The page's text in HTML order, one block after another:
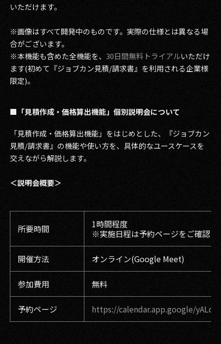
いただけます。
※画像はすべて開発中のものです。実際の仕様とは異なる場
合がございます。
※本機能も含めた全機能を、 30日間無料トライアルいただけ
ます(初めて『ジョブカン見積/請求書』を利用される企業様
限定)。
■「見積作成・価格算出機能」個別説明会について
「見積作成・価格算出機能」をはじめとした、『ジョブカン
見積/請求書』の機能や使い方を、具体的なユースケースを
交えながら解説します。
＜説明会概要＞
所要時間
1時間程度
※実施日程は予約ページをご確認く
開催方法 オンライン(Google Meet)
参加費用 無料
予約ページ https://calendar.app.google/